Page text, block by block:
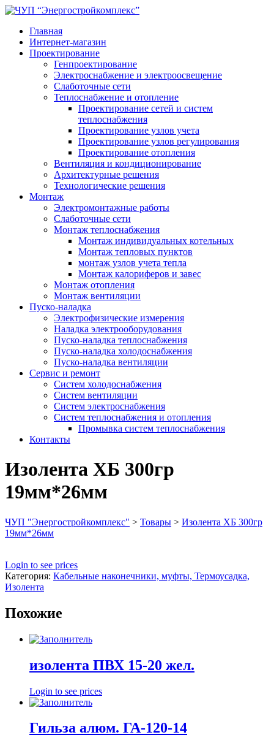
Главная
Интернет-магазин
Проектирование
Генпроектирование
Электроснабжение и электроосвещение
Слаботочные сети
Теплоснабжение и отопление
Проектирование сетей и систем
теплоснабжения
Проектирование узлов учета
Проектирование узлов регулирования
Проектирование отопления
Вентиляция и кондиционирование
Архитектурные решения
Технологические решения
Монтаж
Электромонтажные работы
Слаботочные сети
Монтаж теплоснабжения
Монтаж индивидуальных котельных
Монтаж тепловых пунктов
монтаж узлов учета тепла
Монтаж калориферов и завес
Монтаж отопления
Монтаж вентиляции
Пуско-наладка
Электрофизические измерения
Наладка электрооборудования
Пуско-наладка теплоснабжения
Пуско-наладка холодоснабжения
Пуско-наладка вентиляции
Сервис и ремонт
Систем холодоснабжения
Систем вентиляции
Систем электроснабжения
Систем теплоснабжения и отопления
Промывка систем теплоснабжения
Контакты
Изолента ХБ 300гр
19мм*26мм
ЧУП "Энергостройкомплекс" > Товары > Изолента ХБ 300гр
19мм*26мм
Login to see prices
Категория: Кабельные наконечники, муфты, Термоусадка,
Изолента
Похожие
изолента ПВХ 15-20 жел.
Login to see prices
Гильза алюм. ГА-120-14